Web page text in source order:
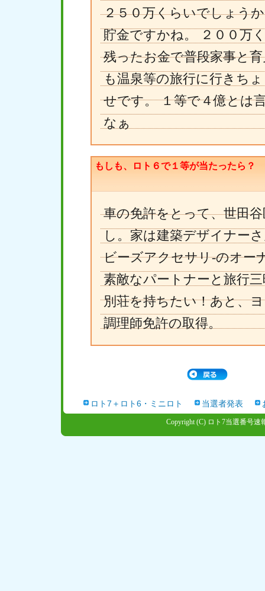
２５０万くらいでしょう
貯金ですかね。 ２００万
残ったお金で普段家事と
も温泉等の旅行に行きち
せです。 １等で４億とは
なぁ
もしも、ロト６で１等が当たったら？
車の免許をとって、世田
し。家は建築デザイナー
ビーズアクセサリ-のオー
素敵なパートナーと旅行
別荘を持ちたい！あと、
調理師免許の取得。
ロト7＋ロト6・ミニロト 当選者発表
Copyright (C) ロト7当選番号速